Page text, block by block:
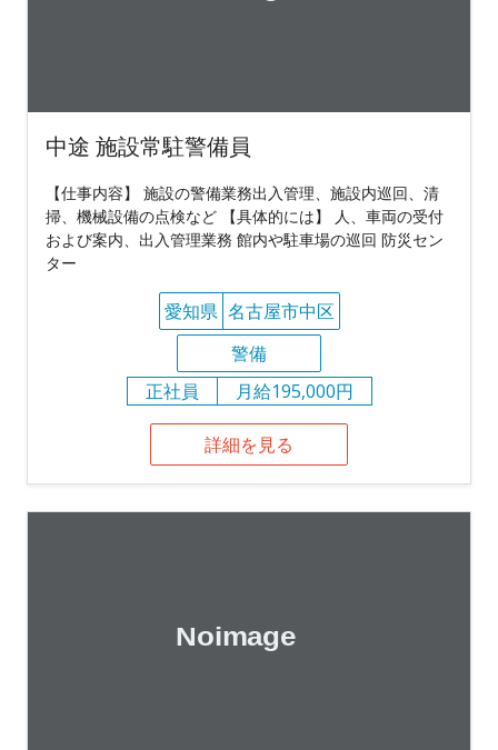
中途 施設常駐警備員
【仕事内容】 施設の警備業務出入管理、施設内巡回、清
掃、機械設備の点検など 【具体的には】 人、車両の受付
および案内、出入管理業務 館内や駐車場の巡回 防災セン
ター
愛知県 名古屋市中区
警備
正社員
月給195,000円
詳細を見る